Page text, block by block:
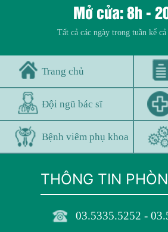
Mở cửa: 8h -
Tất cả các ngày trong tuần kể
Trang chủ
Đội ngũ bác sĩ
Bệnh viêm phụ khoa
THÔNG TIN
03.5335.5252 -